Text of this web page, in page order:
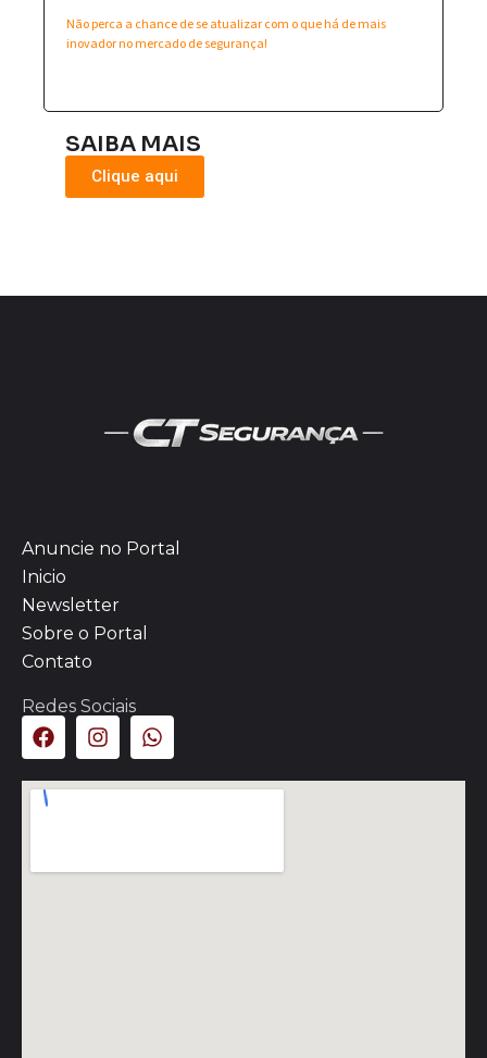
Não perca a chance de se atualizar com o que há de mais
inovador no mercado de segurança!
SAIBA MAIS
Clique aqui
Anuncie no Portal
Inicio
Newsletter
Sobre o Portal
Contato
Redes Sociais